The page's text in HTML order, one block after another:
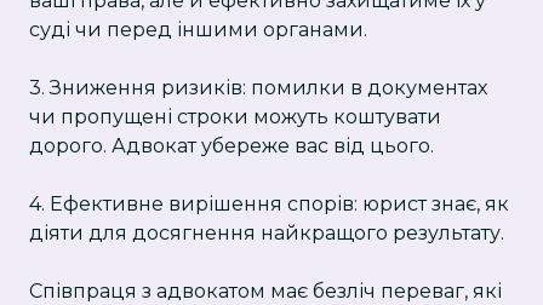
суді чи перед іншими органами.
3. Зниження ризиків: помилки в документах
чи пропущені строки можуть коштувати
дорого. Адвокат убереже вас від цього.
4. Ефективне вирішення спорів: юрист знає, як
діяти для досягнення найкращого результату.
Співпраця з адвокатом має безліч переваг, які